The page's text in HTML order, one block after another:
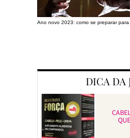
Ano novo 2023: como se preparar para
DICA DA